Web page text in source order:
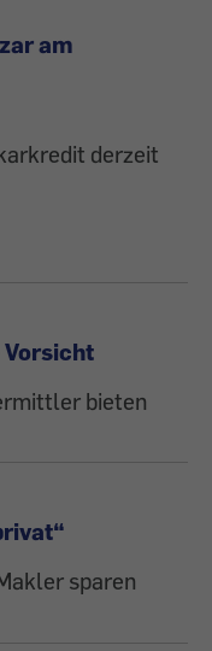
am
derzeit
Vorsicht
bieten
sparen